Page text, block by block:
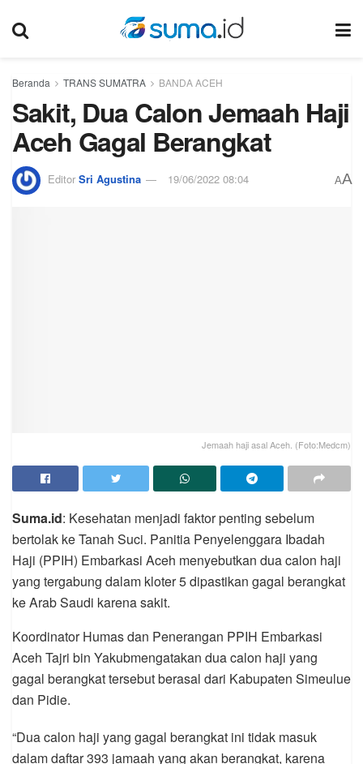
Beranda TRANS SUMATRA BANDA ACEH
Sakit, Dua Calon Jemaah Haji
Aceh Gagal Berangkat
Editor Sri Agustina 19/06/2022 08:04 AA
Jemaah haji asal Aceh. (Foto:Medcm)
Suma.id: Kesehatan menjadi faktor penting sebelum
bertolak ke Tanah Suci. Panitia Penyelenggara Ibadah
Haji (PPIH) Embarkasi Aceh menyebutkan dua calon haji
yang tergabung dalam kloter 5 dipastikan gagal berangkat
ke Arab Saudi karena sakit.
Koordinator Humas dan Penerangan PPIH Embarkasi
Aceh Tajri bin Yakubmengatakan dua calon haji yang
gagal berangkat tersebut berasal dari Kabupaten Simeulue
dan Pidie.
“Dua calon haji yang gagal berangkat ini tidak masuk
dalam daftar 393 jamaah yang akan berangkat, karena